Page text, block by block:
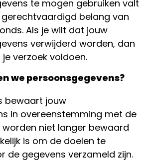
te mogen gebruiken valt
belang van
Als je wilt dat jouw
verwijderd worden, dan
verzoek voldoen.
we persoonsgegevens?
bewaart jouw
in overeenstemming met de
worden niet langer bewaard
is om de doelen te
de gegevens verzameld zijn.